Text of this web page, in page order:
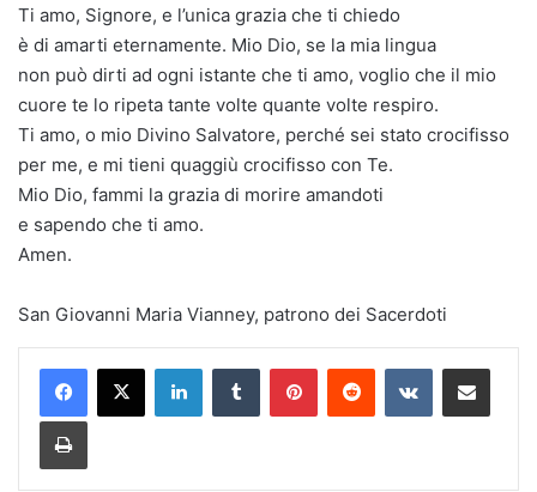
Ti amo, Signore, e l’unica grazia che ti chiedo
è di amarti eternamente. Mio Dio, se la mia lingua
non può dirti ad ogni istante che ti amo, voglio che il mio
cuore te lo ripeta tante volte quante volte respiro.
Ti amo, o mio Divino Salvatore, perché sei stato crocifisso
per me, e mi tieni quaggiù crocifisso con Te.
Mio Dio, fammi la grazia di morire amandoti
e sapendo che ti amo.
Amen.
San Giovanni Maria Vianney, patrono dei Sacerdoti